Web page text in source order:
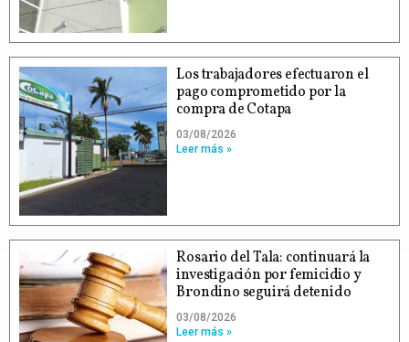
Los trabajadores efectuaron el
pago comprometido por la
compra de Cotapa
03/08/2026
Leer más »
Rosario del Tala: continuará la
investigación por femicidio y
Brondino seguirá detenido
03/08/2026
Leer más »